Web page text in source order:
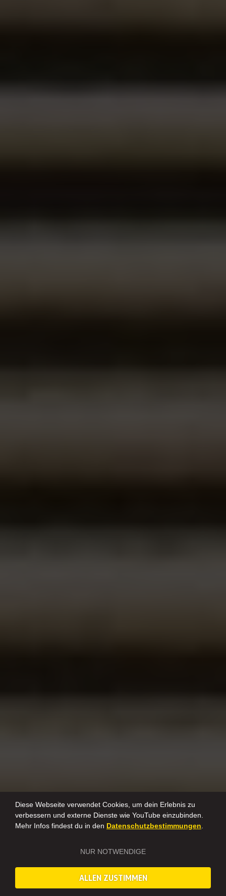
Diese Webseite verwendet Cookies, um dein Erlebnis zu
verbessern und externe Dienste wie YouTube einzubinden.
Mehr Infos findest du in den Datenschutzbestimmungen.
NUR NOTWENDIGE
ALLEN ZUSTIMMEN